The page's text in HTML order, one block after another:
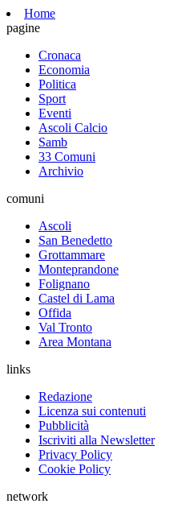
Home
pagine
Cronaca
Economia
Politica
Sport
Eventi
Ascoli Calcio
Samb
33 Comuni
Archivio
comuni
Ascoli
San Benedetto
Grottammare
Monteprandone
Folignano
Castel di Lama
Offida
Val Tronto
Area Montana
links
Redazione
Licenza sui contenuti
Pubblicità
Iscriviti alla Newsletter
Privacy Policy
Cookie Policy
network